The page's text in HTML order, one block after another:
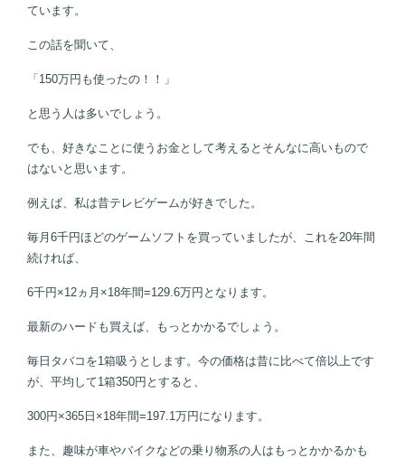
ています。
この話を聞いて、
「150万円も使ったの！！」
と思う人は多いでしょう。
でも、好きなことに使うお金として考えるとそんなに高いもので
はないと思います。
例えば、私は昔テレビゲームが好きでした。
毎月6千円ほどのゲームソフトを買っていましたが、これを20年間
続ければ、
6千円×12ヵ月×18年間=129.6万円となります。
最新のハードも買えば、もっとかかるでしょう。
毎日タバコを1箱吸うとします。今の価格は昔に比べて倍以上です
が、平均して1箱350円とすると、
300円×365日×18年間=197.1万円になります。
また、趣味が車やバイクなどの乗り物系の人はもっとかかるかも